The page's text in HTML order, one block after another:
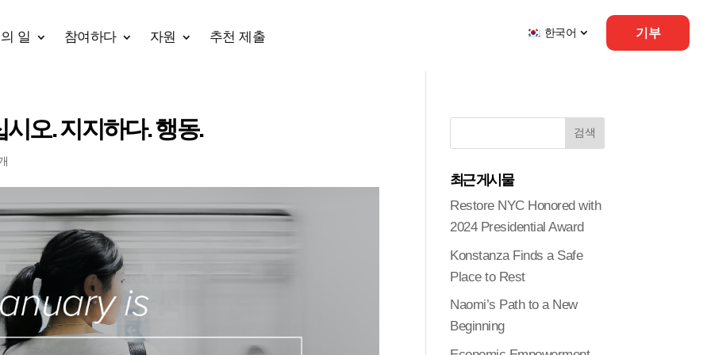
일 참여하다 자원 추천 제출 한국어 기부
오. 지지하다. 행동.
최근 게시물
Restore NYC Honored with
2024 Presidential Award
Konstanza Finds a Safe
Place to Rest
Naomi’s Path to a New
Beginning